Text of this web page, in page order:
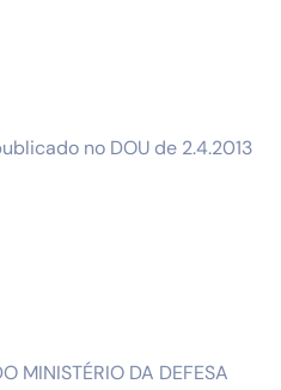
no DOU de 2.4.2013
MINISTÉRIO DA DEFESA